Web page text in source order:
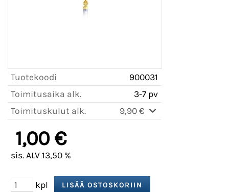
Tuotekoodi
900031
Toimitusaika alk.
3-7 pv
Toimituskulut alk.
9,90 €
1,00 €
sis. ALV 13,50 %
kpl